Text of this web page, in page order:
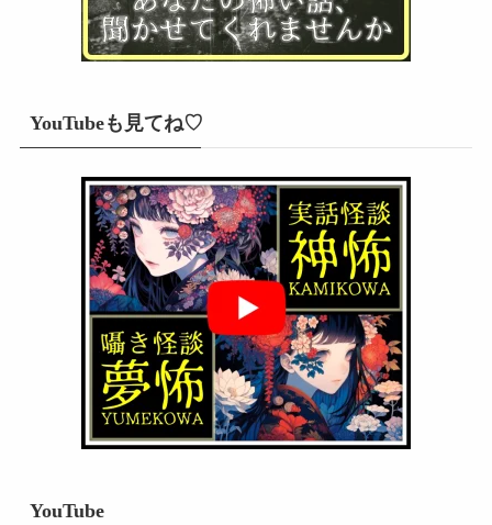
YouTubeも見てね♡
YouTube